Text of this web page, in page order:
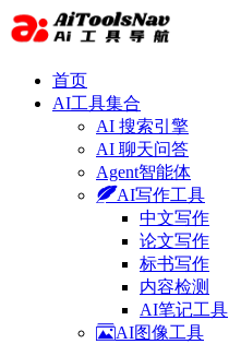
首页
AI工具集合
AI 搜索引擎
AI 聊天问答
Agent智能体
AI写作工具
中文写作
论文写作
标书写作
内容检测
AI笔记工具
AI图像工具